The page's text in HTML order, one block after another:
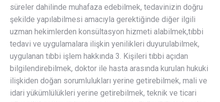
süreler dahilinde muhafaza edebilmek, tedavinizin doğru
şekilde yapılabilmesi amacıyla gerektiğinde diğer ilgili
uzman hekimlerden konsültasyon hizmeti alabilmek,tıbbi
tedavi ve uygulamalara ilişkin yenilikleri duyurulabilmek,
uygulanan tıbbi işlem hakkında 3. Kişileri tıbbi açıdan
bilgilendirebilmek, doktor ile hasta arasında kurulan hukuki
ilişkiden doğan sorumlulukları yerine getirebilmek, mali ve
idari yükümlülükleri yerine getirebilmek, teknik ve ticari